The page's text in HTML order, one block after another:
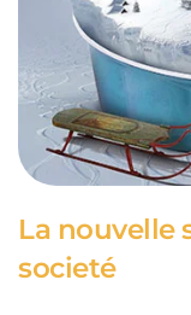
La nouvelle
societé